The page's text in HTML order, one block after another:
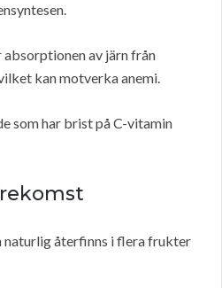
av järn från
kan motverka anemi.
som har brist på C-vitamin
naturlig återfinns i flera frukter